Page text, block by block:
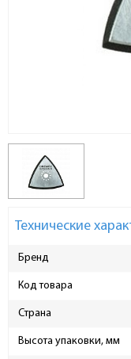
Технические
Бренд
Код товара
Страна
Высота упаковки, мм